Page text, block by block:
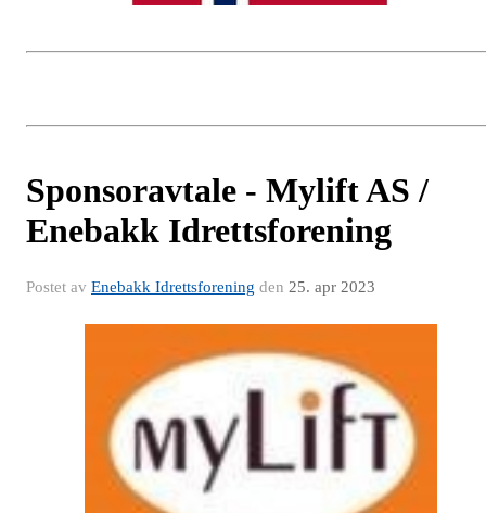
Sponsoravtale - Mylift AS /
Enebakk Idrettsforening
Postet av Enebakk Idrettsforening den 25. apr 2023